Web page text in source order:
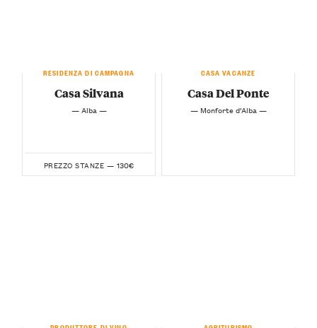
RESIDENZA DI CAMPAGNA
Casa Silvana
— Alba —
PREZZO STANZE — 130€
CASA VACANZE
Casa Del Ponte
— Monforte d’Alba —